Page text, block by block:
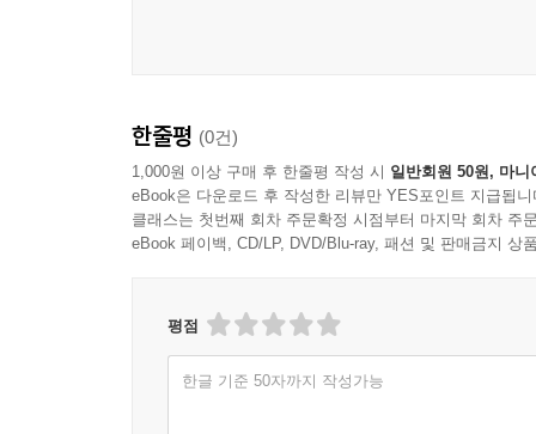
한줄평 (0건)
1,000원 이상 구매 후 한줄평 작성 시 일반회원 50원, 마니
eBook은 다운로드 후 작성한 리뷰만 YES포인트 지급됩니
클래스는 첫번째 회차 주문확정 시점부터 마지막 회차 주
eBook 페이백, CD/LP, DVD/Blu-ray, 패션 및 판매금지 상
평점
한글 기준 50자까지 작성가능